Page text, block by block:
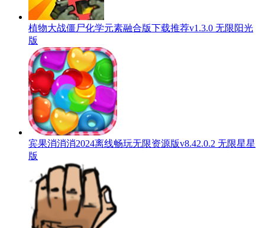
植物大战僵尸化学元素融合版下载推荐v1.3.0 无限阳光
版
宾果消消消2024离线畅玩无限资源版v8.42.0.2 无限星星
版